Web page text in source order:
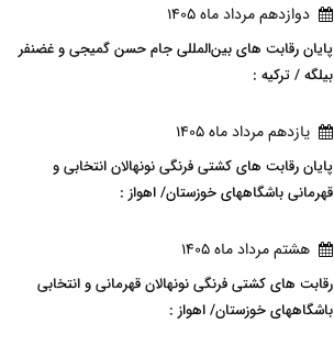
دوازدهم مرداد ماه 1405
پایان رقابت های بین‌المللی جام حسن گمیجی و غضنفر
بیلگه / ترکیه :
يازدهم مرداد ماه 1405
پایان رقابت های کشتی فرنگی نونهالان انتخابی و
قهرمانی باشگاههای خوزستان/ اهواز :
هشتم مرداد ماه 1405
رقابت های کشتی فرنگی نونهالان قهرمانی و انتخابی
باشگاههای خوزستان/ اهواز :